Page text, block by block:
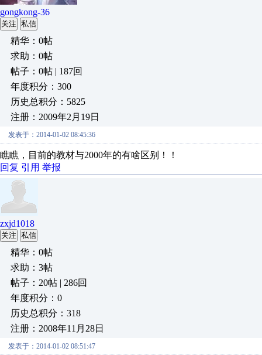
gongkong-36
关注 私信
精华：0帖
求助：0帖
帖子：0帖 | 187回
年度积分：300
历史总积分：5825
注册：2009年2月19日
发表于：2014-01-02 08:45:36
瞧瞧，目前的教材与2000年的有啥区别！！
回复 引用 举报
zxjd1018
关注 私信
精华：0帖
求助：3帖
帖子：20帖 | 286回
年度积分：0
历史总积分：318
注册：2008年11月28日
发表于：2014-01-02 08:51:47